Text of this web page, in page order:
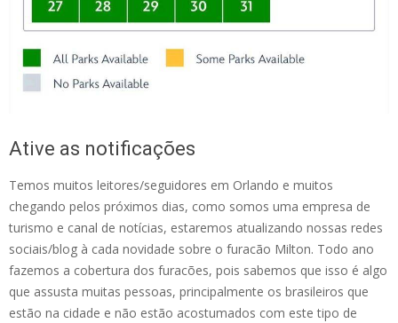
Ative as notificações
Temos muitos leitores/seguidores em Orlando e muitos
chegando pelos próximos dias, como somos uma empresa de
turismo e canal de notícias, estaremos atualizando nossas redes
sociais/blog à cada novidade sobre o furacão Milton. Todo ano
fazemos a cobertura dos furacões, pois sabemos que isso é algo
que assusta muitas pessoas, principalmente os brasileiros que
estão na cidade e não estão acostumados com este tipo de